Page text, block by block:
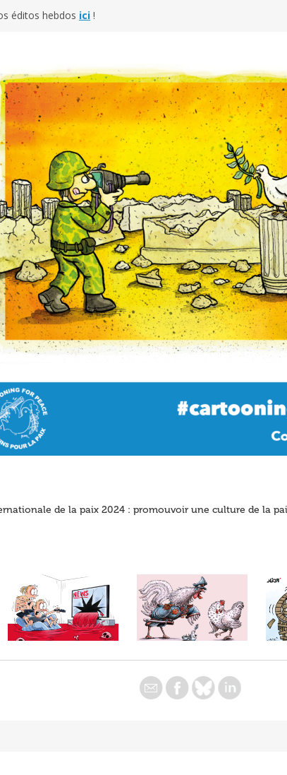
éditos hebdos ici !
de la paix 2024 : promouvoir une culture de la